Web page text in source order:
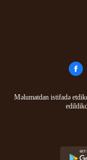
Məlumatdan istifadə